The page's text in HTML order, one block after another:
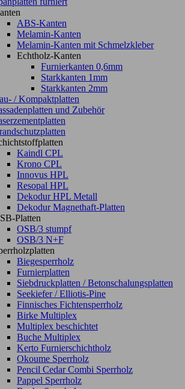
ABS-Kanten
Melamin-Kanten
Melamin-Kanten mit Schmelzkleber
Echtholz-Kanten
Furnierkanten 0,6mm
Starkkanten 1mm
Starkkanten 2mm
/ Kompaktplatten
und Zubehör
Kaindl CPL
Krono CPL
Innovus HPL
Resopal HPL
Dekodur HPL Metall
Dekodur Magnethaft-Platten
Platten
OSB/3 stumpf
OSB/3 N+F
Biegesperrholz
Furnierplatten
Siebdruckplatten / Betonschalungsplatten
Seekiefer / Elliotis-Pine
Finnisches Fichtensperrholz
Birke Multiplex
Multiplex beschichtet
Buche Multiplex
Kerto Furnierschichtholz
Okoume Sperrholz
Pencil Cedar Combi Sperrholz
Pappel Sperrholz